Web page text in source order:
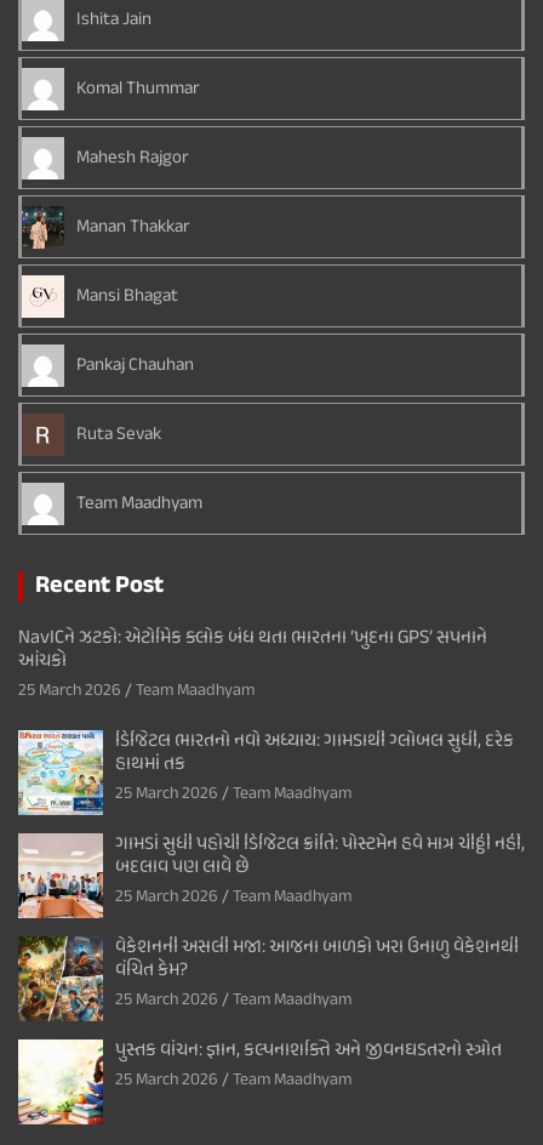
Ishita Jain
Komal Thummar
Mahesh Rajgor
Manan Thakkar
Mansi Bhagat
Pankaj Chauhan
Ruta Sevak
Team Maadhyam
Recent Post
NavICને ઝટકો: એટોમિક ક્લોક બંધ થતા ભારતના ‘ખુદના GPS’ સપનાને
આંચકો
25 March 2026 Team Maadhyam
ડિજિટલ ભારતનો નવો અધ્યાય: ગામડાથી ગ્લોબલ સુધી, દરેક
હાથમાં તક
25 March 2026 Team Maadhyam
ગામડાં સુધી પહોંચી ડિજિટલ ક્રાંતિ: પોસ્ટમેન હવે માત્ર ચીઠ્ઠી નહીં,
બદલાવ પણ લાવે છે
25 March 2026 Team Maadhyam
વેકેશનની અસલી મજા: આજના બાળકો ખરા ઉનાળુ વેકેશનથી
વંચિત કેમ?
25 March 2026 Team Maadhyam
પુસ્તક વાંચન: જ્ઞાન, કલ્પનાશક્તિ અને જીવનઘડતરનો સ્ત્રોત
25 March 2026 Team Maadhyam